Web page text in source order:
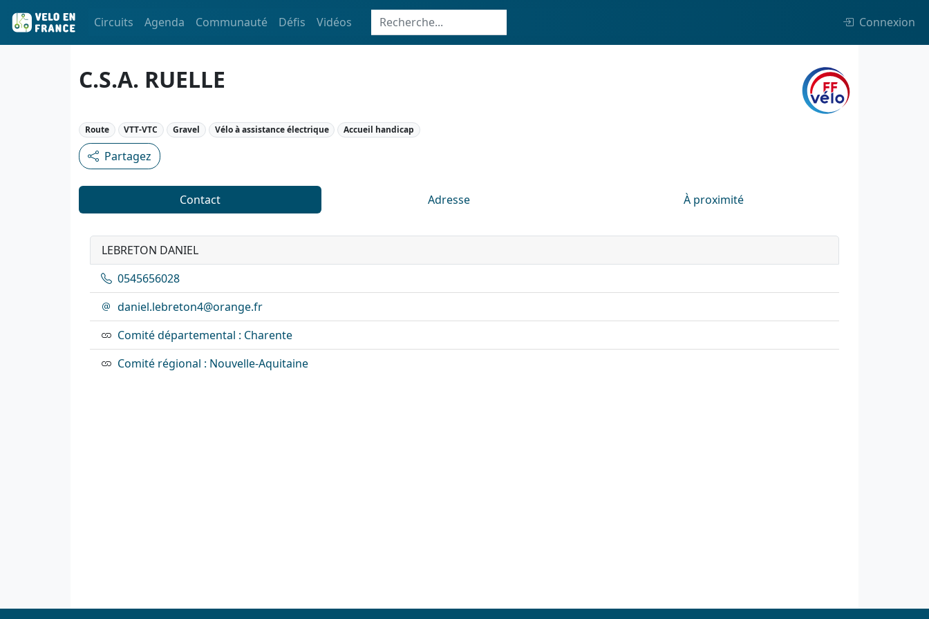
Circuits Agenda Communauté Défis Vidéos Connexion
C.S.A. RUELLE
Route VTT-VTC Gravel Vélo à assistance électrique Accueil handicap
Partagez
Contact Adresse À proximité
LEBRETON DANIEL
0545656028
daniel.lebreton4@orange.fr
Comité départemental : Charente
Comité régional : Nouvelle-Aquitaine